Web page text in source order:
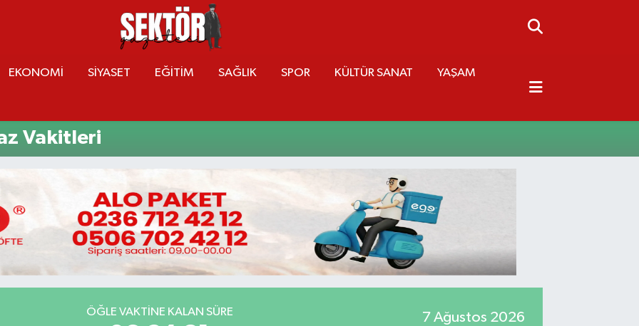
EKONOMİ SİYASET EĞİTİM SAĞLIK SPOR KÜLTÜR SANAT YAŞAM
Vakitleri
ÖĞLE VAKTINE KALAN SÜRE 7 Ağustos 2026